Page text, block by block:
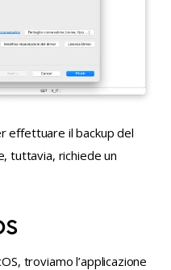
effettuare il backup del
tuttavia, richiede un
troviamo l’applicazione